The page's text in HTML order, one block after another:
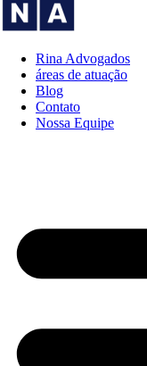
Rina Advogados
áreas de atuação
Blog
Contato
Nossa Equipe